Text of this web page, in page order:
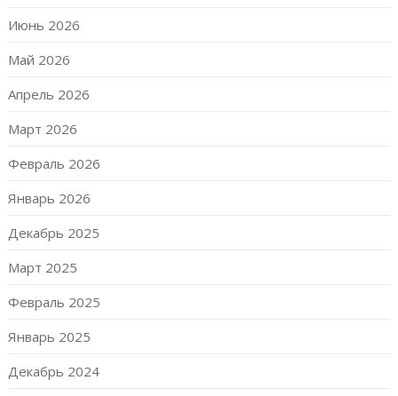
Июнь 2026
Май 2026
Апрель 2026
Март 2026
Февраль 2026
Январь 2026
Декабрь 2025
Март 2025
Февраль 2025
Январь 2025
Декабрь 2024